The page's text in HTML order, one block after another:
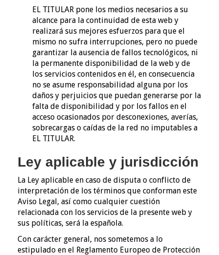
EL TITULAR pone los medios necesarios a su
alcance para la continuidad de esta web y
realizará sus mejores esfuerzos para que el
mismo no sufra interrupciones, pero no puede
garantizar la ausencia de fallos tecnológicos, ni
la permanente disponibilidad de la web y de
los servicios contenidos en él, en consecuencia
no se asume responsabilidad alguna por los
daños y perjuicios que puedan generarse por la
falta de disponibilidad y por los fallos en el
acceso ocasionados por desconexiones, averías,
sobrecargas o caídas de la red no imputables a
EL TITULAR.
Ley aplicable y jurisdicción
La Ley aplicable en caso de disputa o conflicto de
interpretación de los términos que conforman este
Aviso Legal, así como cualquier cuestión
relacionada con los servicios de la presente web y
sus políticas, será la española.
Con carácter general, nos sometemos a lo
estipulado en el Reglamento Europeo de Protección